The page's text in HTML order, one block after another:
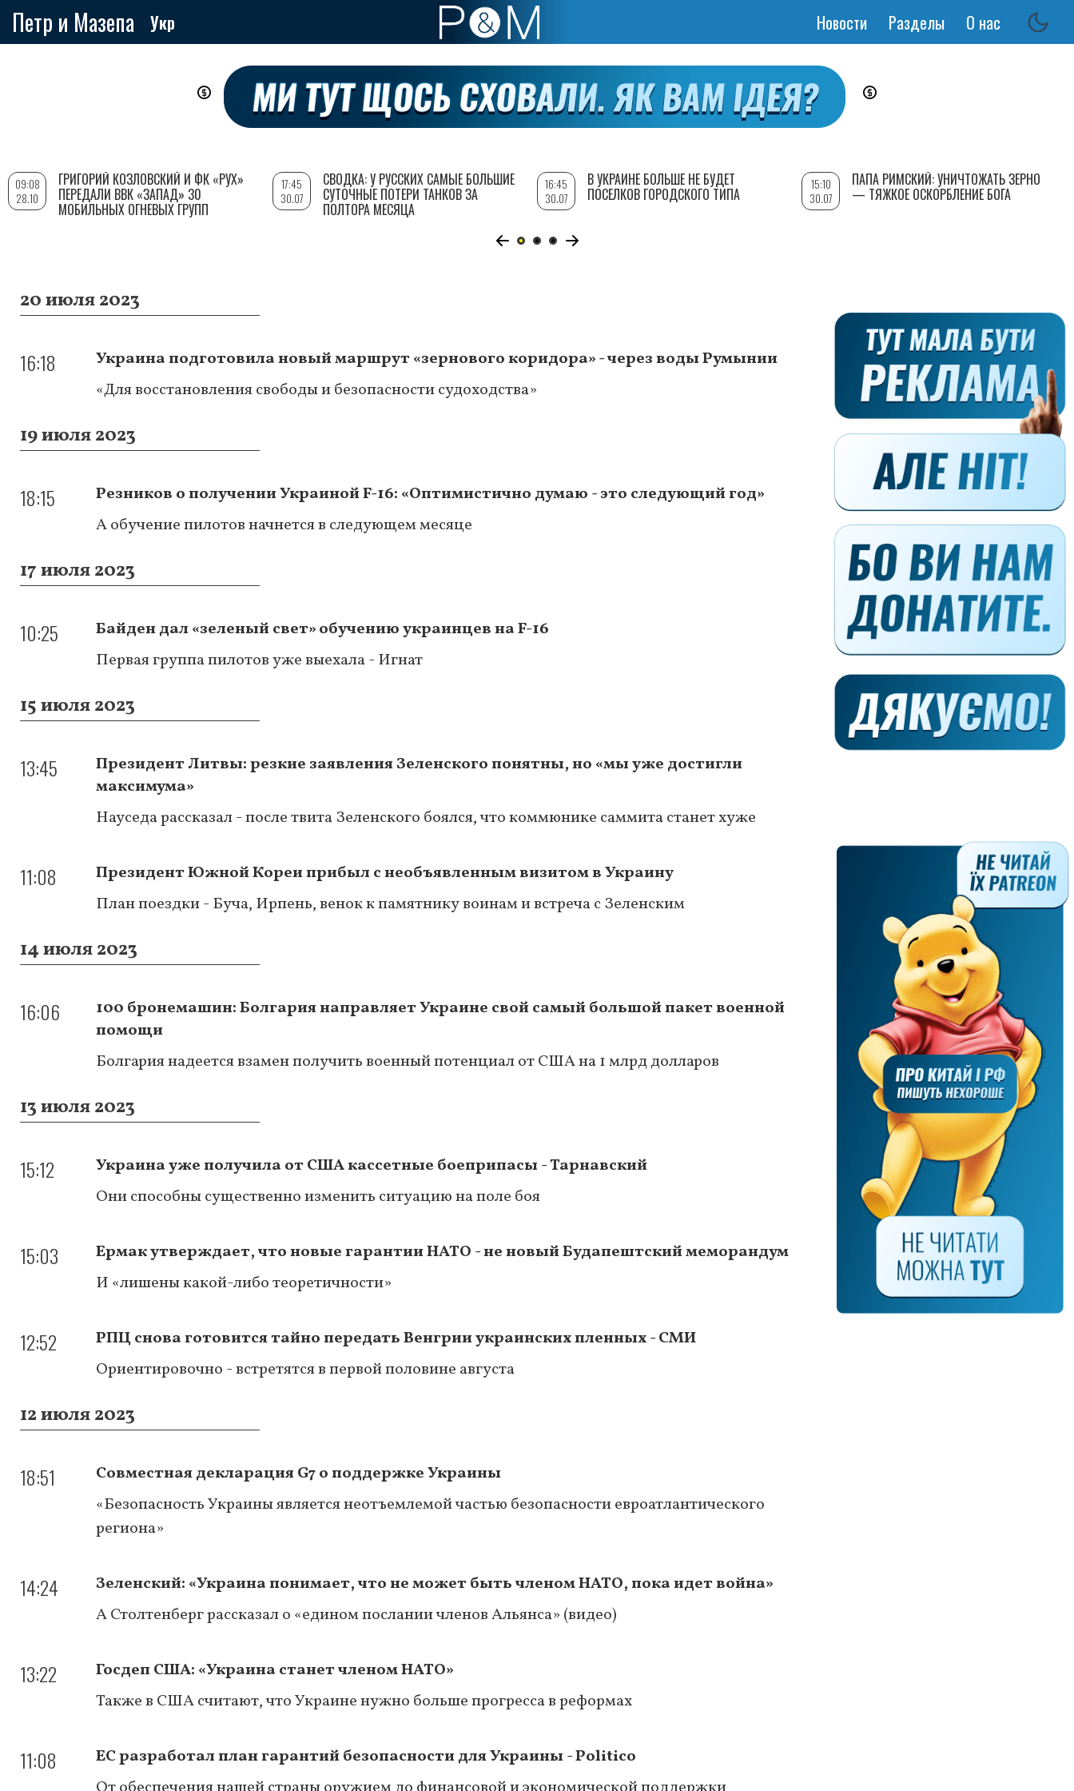
Петр и Мазепа Укр
Основная
Новости Разделы О нас
20 июля 2023
16:18
Украина подготовила новый маршрут «зернового коридора» - через воды Румынии
«Для восстановления свободы и безопасности судоходства»
19 июля 2023
18:15
Резников о получении Украиной F-16: «Оптимистично думаю - это следующий год»
А обучение пилотов начнется в следующем месяце
17 июля 2023
10:25
Байден дал «зеленый свет» обучению украинцев на F-16
Первая группа пилотов уже выехала - Игнат
15 июля 2023
13:45
Президент Литвы: резкие заявления Зеленского понятны, но «мы уже достигли
максимума»
Науседа рассказал - после твита Зеленского боялся, что коммюнике саммита станет хуже
11:08
Президент Южной Кореи прибыл с необъявленным визитом в Украину
План поездки - Буча, Ирпень, венок к памятнику воинам и встреча с Зеленским
14 июля 2023
16:06
100 бронемашин: Болгария направляет Украине свой самый большой пакет военной
помощи
Болгария надеется взамен получить военный потенциал от США на 1 млрд долларов
13 июля 2023
15:12
Украина уже получила от США кассетные боеприпасы - Тарнавский
Они способны существенно изменить ситуацию на поле боя
15:03
Ермак утверждает, что новые гарантии НАТО - не новый Будапештский меморандум
И «лишены какой-либо теоретичности»
12:52
РПЦ снова готовится тайно передать Венгрии украинских пленных - СМИ
Ориентировочно - встретятся в первой половине августа
12 июля 2023
18:51
Совместная декларация G7 о поддержке Украины
«Безопасность Украины является неотъемлемой частью безопасности евроатлантического
региона»
14:24
Зеленский: «Украина понимает, что не может быть членом НАТО, пока идет война»
А Столтенберг рассказал о «едином послании членов Альянса» (видео)
13:22
Госдеп США: «Украина станет членом НАТО»
Также в США считают, что Украине нужно больше прогресса в реформах
11:08
ЕС разработал план гарантий безопасности для Украины - Politico
09:08
28.10
ГРИГОРИЙ КОЗЛОВСКИЙ И ФК «РУХ»
ПЕРЕДАЛИ ВВК «ЗАПАД» 30
МОБИЛЬНЫХ ОГНЕВЫХ ГРУПП
17:45
30.07
СВОДКА: У РУССКИХ САМЫЕ БОЛЬШИЕ
СУТОЧНЫЕ ПОТЕРИ ТАНКОВ ЗА
ПОЛТОРА МЕСЯЦА
16:45
30.07
В УКРАИНЕ БОЛЬШЕ НЕ БУДЕТ
ПОСЕЛКОВ ГОРОДСКОГО ТИПА
15:10
30.07
ПАПА РИМСКИЙ: УНИЧТОЖАТЬ ЗЕРНО
— ТЯЖКОЕ ОСКОРБЛЕНИЕ БОГА